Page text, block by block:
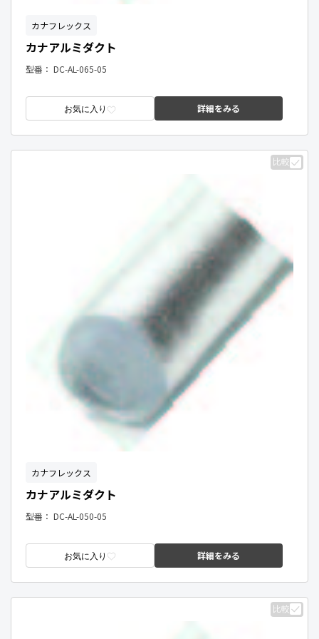
カナフレックス
カナアルミダクト
型番： DC-AL-065-05
お気に入り 詳細をみる
比較
カナフレックス
カナアルミダクト
型番： DC-AL-050-05
お気に入り 詳細をみる
比較